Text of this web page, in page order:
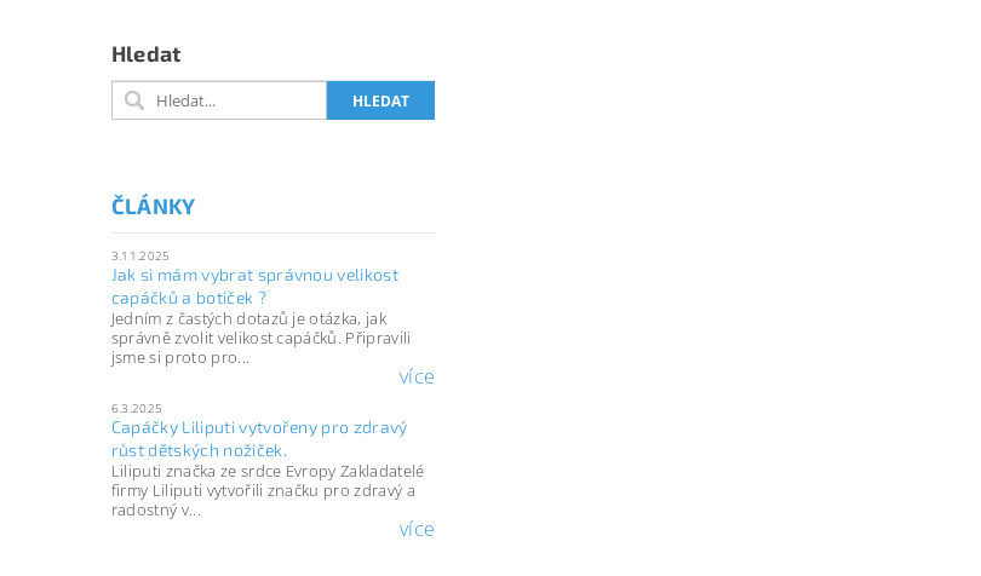
Hledat
ČLÁNKY
3.11.2025
Jak si mám vybrat správnou velikost
capáčků a botiček ?
Jedním z častých dotazů je otázka, jak
správně zvolit velikost capáčků. Připravili
jsme si proto pro...
více
6.3.2025
Capáčky Liliputi vytvořeny pro zdravý
růst dětských nožiček.
Liliputi značka ze srdce Evropy Zakladatelé
firmy Liliputi vytvořili značku pro zdravý a
radostný v...
více